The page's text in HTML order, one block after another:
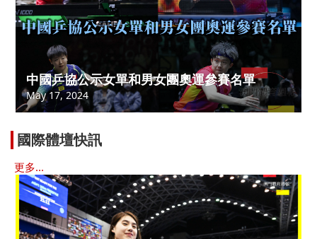
中國乒協公示女單和男女團奧運參賽名單
May 17, 2024
國際體壇快訊
更多...